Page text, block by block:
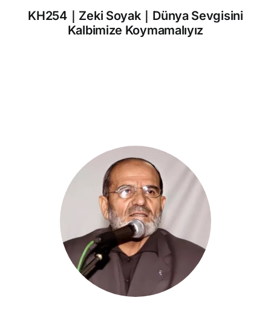
KH254｜Zeki Soyak｜Dünya Sevgisini
Kalbimize Koymamalıyız